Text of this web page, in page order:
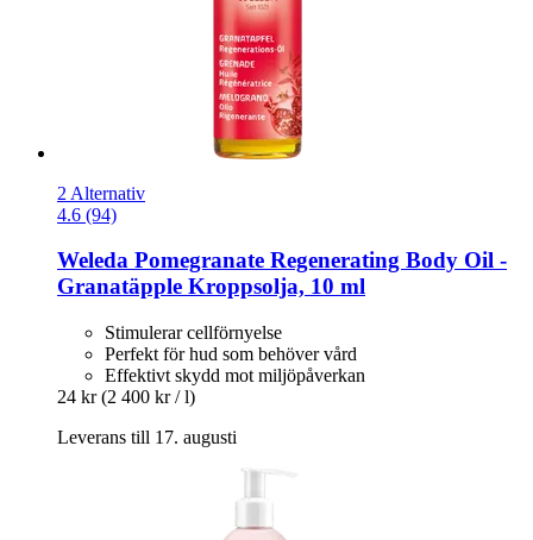
2 Alternativ
4.6 (94)
Weleda Pomegranate Regenerating Body Oil -​
Granatäpple Kroppsolja, 10 ml
Stimulerar cellförnyelse
Perfekt för hud som behöver vård
Effektivt skydd mot miljöpåverkan
24 kr (2 400 kr / l)
Leverans till 17. augusti